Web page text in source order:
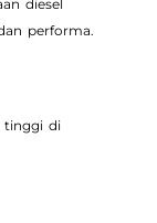
diesel
performa.
tinggi di